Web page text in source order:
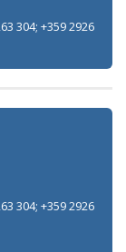
304; +359 2926
304; +359 2926